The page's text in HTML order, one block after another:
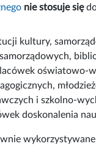
nie stosuje się
kultury,
oświatowo-
i szkolno-
doskonalenia